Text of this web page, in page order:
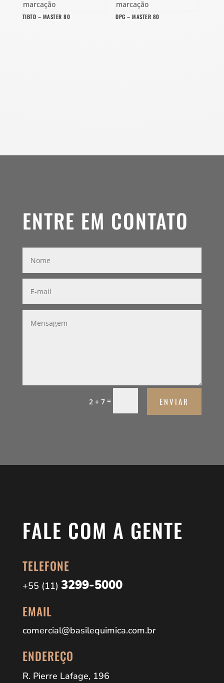
TIBTD – MASTER 80 DPG – MASTER 80
ENTRE EM CONTATO
2 + 7 = ENVIAR
FALE COM A GENTE
TELEFONE
+55 (11) 3299-5000
EMAIL
comercial@basilequimica.com.br
ENDEREÇO
R. Pierre Lafage, 196